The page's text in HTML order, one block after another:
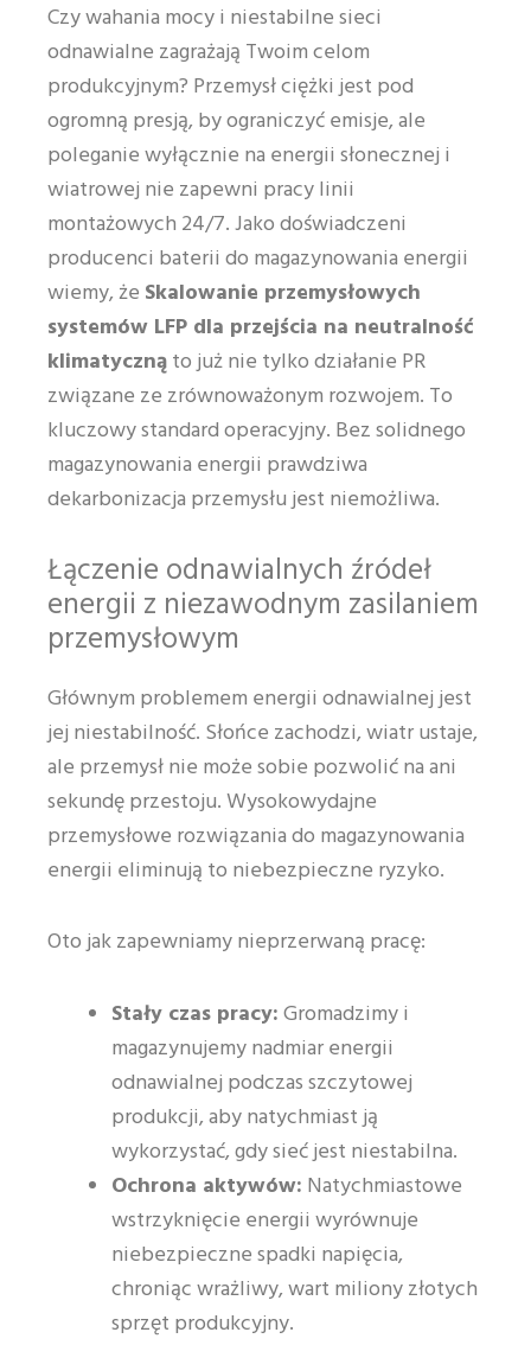
Czy wahania mocy i niestabilne sieci
odnawialne zagrażają Twoim celom
produkcyjnym? Przemysł ciężki jest pod
ogromną presją, by ograniczyć emisje, ale
poleganie wyłącznie na energii słonecznej i
wiatrowej nie zapewni pracy linii
montażowych 24/7. Jako doświadczeni
producenci baterii do magazynowania energii
wiemy, że Skalowanie przemysłowych
systemów LFP dla przejścia na neutralność
klimatycznąto już nie tylko działanie PR
związane ze zrównoważonym rozwojem. To
kluczowy standard operacyjny. Bez solidnego
magazynowania energii prawdziwa
dekarbonizacja przemysłu jest niemożliwa.
Łączenie odnawialnych źródeł
energii z niezawodnym zasilaniem
przemysłowym
Głównym problemem energii odnawialnej jest
jej niestabilność. Słońce zachodzi, wiatr ustaje,
ale przemysł nie może sobie pozwolić na ani
sekundę przestoju. Wysokowydajne
przemysłowe rozwiązania do magazynowania
energii eliminują to niebezpieczne ryzyko.
Oto jak zapewniamy nieprzerwaną pracę:
Stały czas pracy:Gromadzimy i
magazynujemy nadmiar energii
odnawialnej podczas szczytowej
produkcji, aby natychmiast ją
wykorzystać, gdy sieć jest niestabilna.
Ochrona aktywów: Natychmiastowe
wstrzyknięcie energii wyrównuje
niebezpieczne spadki napięcia,
chroniąc wrażliwy, wart miliony złotych
sprzęt produkcyjny.